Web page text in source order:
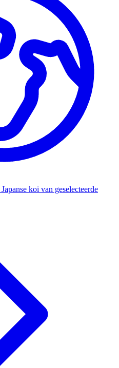
Japanse koi van geselecteerde